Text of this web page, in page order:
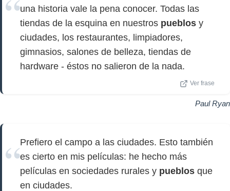
una historia vale la pena conocer. Todas las
tiendas de la esquina en nuestros pueblos y
ciudades, los restaurantes, limpiadores,
gimnasios, salones de belleza, tiendas de
hardware - éstos no salieron de la nada.
Ver frase
Paul Ryan
Prefiero el campo a las ciudades. Esto también
es cierto en mis películas: he hecho más
películas en sociedades rurales y pueblos que
en ciudades.